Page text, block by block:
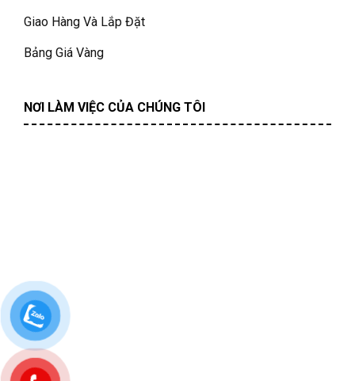
Giao Hàng Và Lắp Đặt
Bảng Giá Vàng
NƠI LÀM VIỆC CỦA CHÚNG TÔI